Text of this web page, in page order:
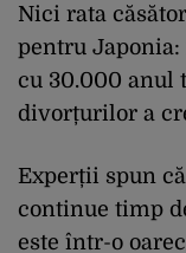
Nici rata
pentru
cu 30.000 anul
divorțurilor a
Experții spun
continue timp
este într-o